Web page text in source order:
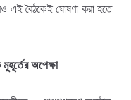
এই বৈঠকেই ঘোষণা করা হতে
মুহূর্তেরঅপেক্ষা